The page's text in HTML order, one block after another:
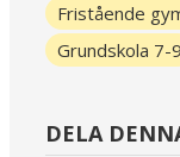
Fristående
Grundskola 7-9
DELA